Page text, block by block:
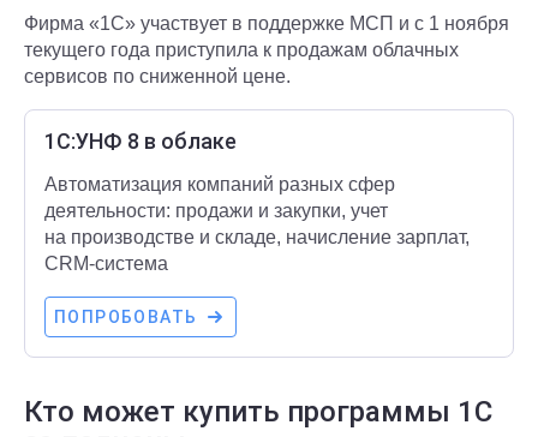
Фирма «1С» участвует в поддержке МСП и с 1 ноября
текущего года приступила к продажам облачных
сервисов по сниженной цене.
1С:УНФ 8 в облаке
Автоматизация компаний разных сфер
деятельности: продажи и закупки, учет
на производстве и складе, начисление зарплат,
CRM-система
ПОПРОБОВАТЬ
Кто может купить программы 1С